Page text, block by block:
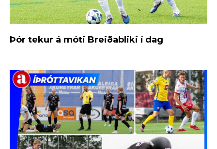
Þór tekur á móti Breiðabliki í dag